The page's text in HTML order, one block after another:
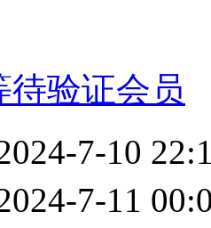
待验证会员
7-10
7-11